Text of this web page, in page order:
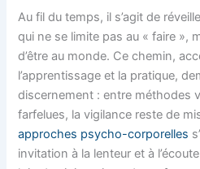
Au fil du temps, il s’agit de
qui ne se limite pas au « faire »,
d’être au monde. Ce chemin,
l’apprentissage et la pratique,
discernement : entre méthodes
farfelues, la vigilance reste de
approches psycho-corporelles
invitation à la lenteur et à